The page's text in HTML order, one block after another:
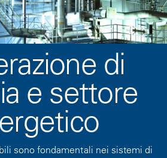
di
e settore
sono fondamentali nei sistemi di